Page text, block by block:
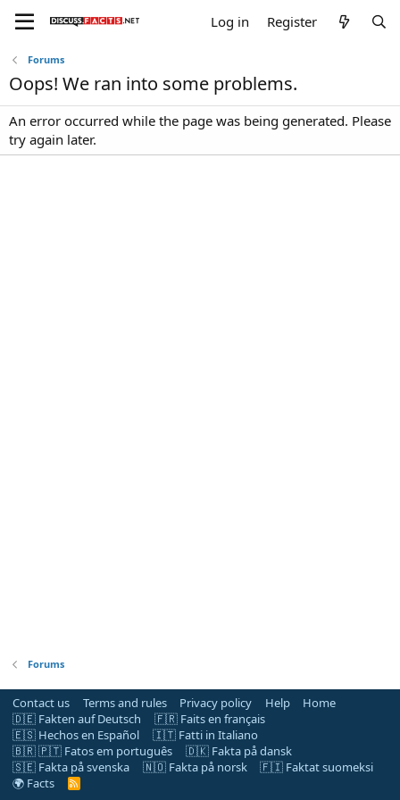
Log in Register
Forums
Oops! We ran into some problems.
An error occurred while the page was being generated. Please
try again later.
Forums
Contact us Terms and rules Privacy policy Help
Home
🇩🇪 Fakten auf Deutsch
🇫🇷 Faits en français
🇪🇸 Hechos en Español
🇮🇹 Fatti in Italiano
🇧🇷 🇵🇹 Fatos em português
🇩🇰 Fakta på dansk
🇸🇪 Fakta på svenska
🇳🇴 Fakta på norsk
🇫🇮 Faktat suomeksi
🌍 Facts
R